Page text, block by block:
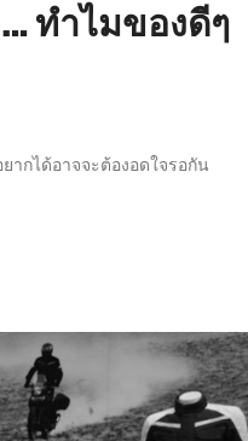
ทำไมของดีๆ
ากได้อาจจะต้องอดใจรอกัน